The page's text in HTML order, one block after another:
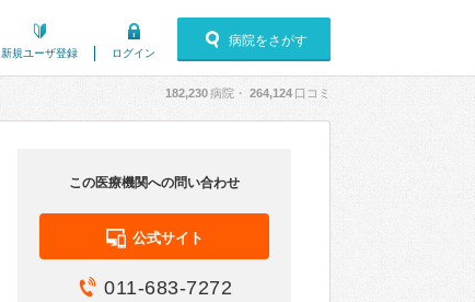
新規ユーザ登録 ログイン
病院をさがす
182,230病院・ 264,124 口コミ
この医療機関への問い合わせ
公式サイト
011-683-7272